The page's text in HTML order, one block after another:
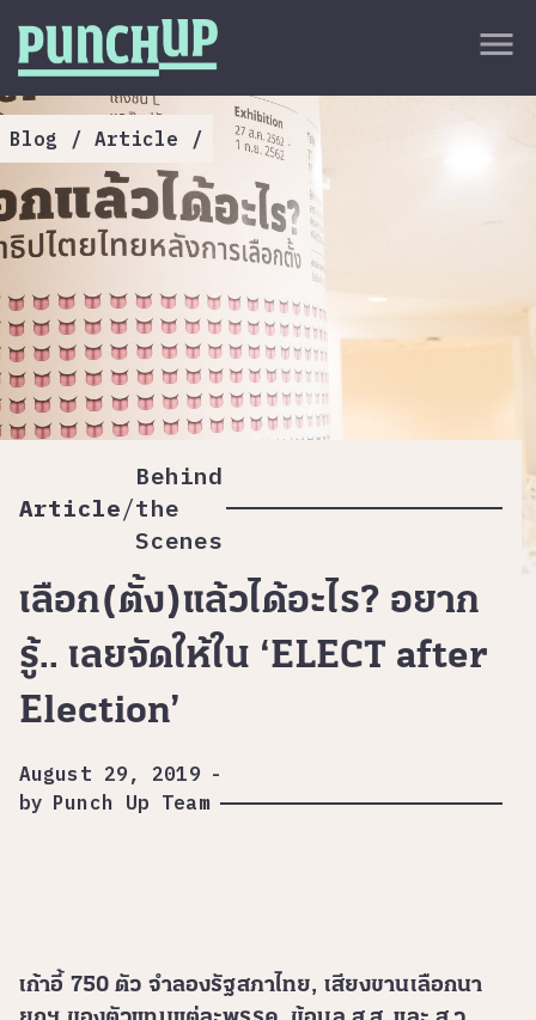
Skip to content
menu
close
About
Service
Project
Article
ลับด้านบน
Blog / Article /
Article/
Behind
the
Scenes
เลือก(ตั้ง)แล้วได้อะไร? อยาก
รู้.. เลยจัดให้ใน ‘ELECT after
Election’
August 29, 2019 -
by Punch Up Team
เก้าอี้ 750 ตัว จำลองรัฐสภาไทย, เสียงขานเลือกนา